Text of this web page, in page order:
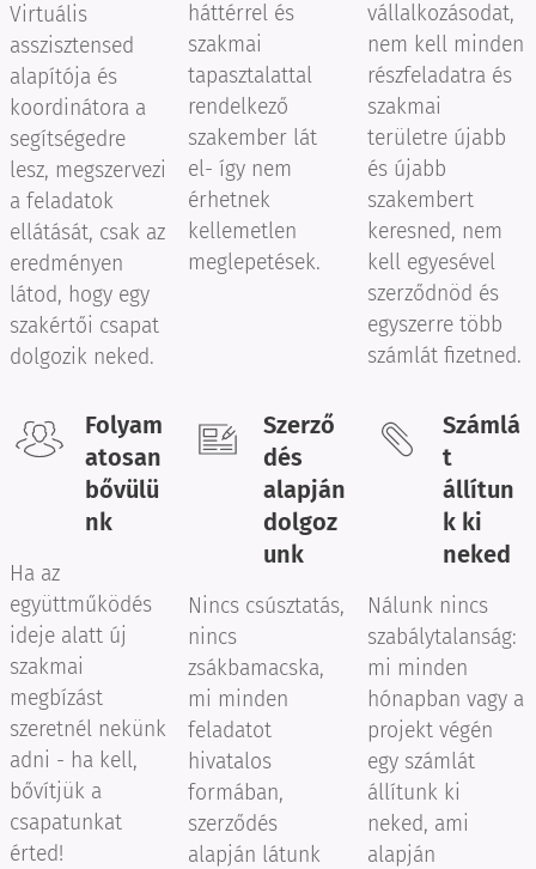
Virtuális
asszisztensed
alapítója és
koordinátora a
segítségedre
lesz, megszervezi
a feladatok
ellátását, csak az
eredményen
látod, hogy egy
szakértői csapat
dolgozik neked.
háttérrel és
szakmai
tapasztalattal
rendelkező
szakember lát
el- így nem
érhetnek
kellemetlen
meglepetések.
vállalkozásodat,
nem kell minden
részfeladatra és
szakmai
területre újabb
és újabb
szakembert
keresned, nem
kell egyesével
szerződnöd és
egyszerre több
számlát fizetned.
Folyam
atosan
bővülü
nk
Ha az
együttműködés
ideje alatt új
szakmai
megbízást
szeretnél nekünk
adni - ha kell,
bővítjük a
csapatunkat
érted!
Szerző
dés
alapján
dolgoz
unk
Nincs csúsztatás,
nincs
zsákbamacska,
mi minden
feladatot
hivatalos
formában,
szerződés
alapján látunk
Számlá
t
állítun
k ki
neked
Nálunk nincs
szabálytalanság:
mi minden
hónapban vagy a
projekt végén
egy számlát
állítunk ki
neked, ami
alapján